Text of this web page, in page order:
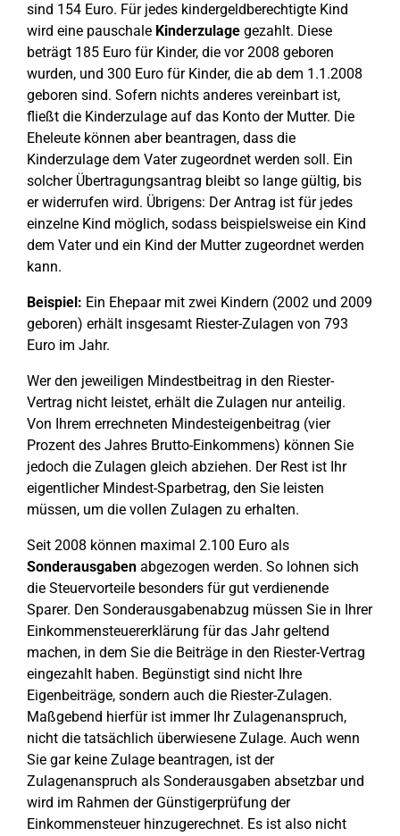
sind 154 Euro. Für jedes kindergeldberechtigte Kind
wird eine pauschale Kinderzulage gezahlt. Diese
beträgt 185 Euro für Kinder, die vor 2008 geboren
wurden, und 300 Euro für Kinder, die ab dem 1.1.2008
geboren sind. Sofern nichts anderes vereinbart ist,
fließt die Kinderzulage auf das Konto der Mutter. Die
Eheleute können aber beantragen, dass die
Kinderzulage dem Vater zugeordnet werden soll. Ein
solcher Übertragungsantrag bleibt so lange gültig, bis
er widerrufen wird. Übrigens: Der Antrag ist für jedes
einzelne Kind möglich, sodass beispielsweise ein Kind
dem Vater und ein Kind der Mutter zugeordnet werden
kann.
Beispiel: Ein Ehepaar mit zwei Kindern (2002 und 2009
geboren) erhält insgesamt Riester-Zulagen von 793
Euro im Jahr.
Wer den jeweiligen Mindestbeitrag in den Riester-
Vertrag nicht leistet, erhält die Zulagen nur anteilig.
Von Ihrem errechneten Mindesteigenbeitrag (vier
Prozent des Jahres Brutto-Einkommens) können Sie
jedoch die Zulagen gleich abziehen. Der Rest ist Ihr
eigentlicher Mindest-Sparbetrag, den Sie leisten
müssen, um die vollen Zulagen zu erhalten.
Seit 2008 können maximal 2.100 Euro als
Sonderausgaben abgezogen werden. So lohnen sich
die Steuervorteile besonders für gut verdienende
Sparer. Den Sonderausgabenabzug müssen Sie in Ihrer
Einkommensteuererklärung für das Jahr geltend
machen, in dem Sie die Beiträge in den Riester-Vertrag
eingezahlt haben. Begünstigt sind nicht Ihre
Eigenbeiträge, sondern auch die Riester-Zulagen.
Maßgebend hierfür ist immer Ihr Zulagenanspruch,
nicht die tatsächlich überwiesene Zulage. Auch wenn
Sie gar keine Zulage beantragen, ist der
Zulagenanspruch als Sonderausgaben absetzbar und
wird im Rahmen der Günstigerprüfung der
Einkommensteuer hinzugerechnet. Es ist also nicht